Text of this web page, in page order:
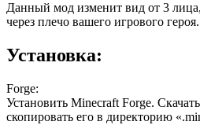
Данный мод изменит вид от 3 лица,
через плечо вашего игрового героя.
Установка:
Forge:
Установить Minecraft Forge.
скопировать его в директорию